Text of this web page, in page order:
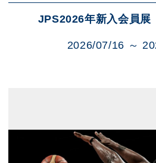
JPS2026年新入会員展
2026/07/16 ～
ブログ